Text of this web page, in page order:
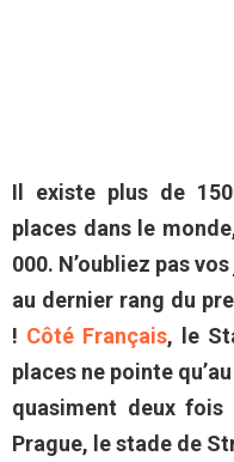
Il existe plus de
places dans le
000. N’oubliez pas
au dernier rang du
! Côté Français, le
places ne pointe
quasiment deux
Prague, le stade de